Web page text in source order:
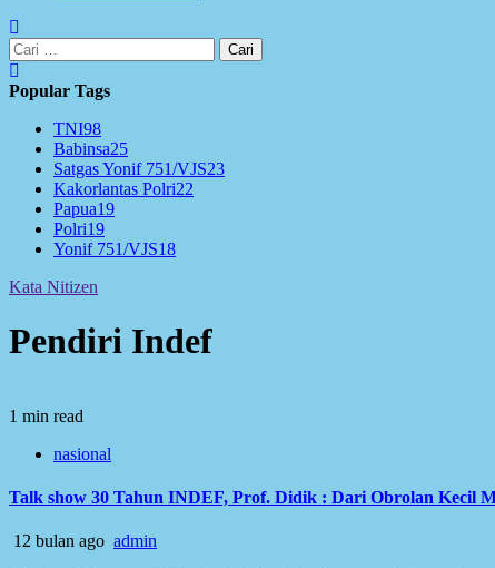
Cari
untuk:
Popular Tags
TNI98
Babinsa25
Satgas Yonif 751/VJS23
Kakorlantas Polri22
Papua19
Polri19
Yonif 751/VJS18
Kata Nitizen
Pendiri Indef
1 min read
nasional
Talk show 30 Tahun INDEF, Prof. Didik : Dari Obrolan Kecil
12 bulan ago admin